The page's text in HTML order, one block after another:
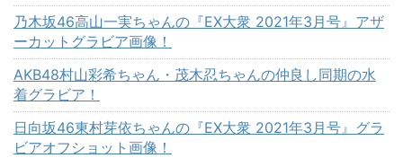
乃木坂46高山一実ちゃんの『EX大衆 2021年3月号』アザ
ーカットグラビア画像！
AKB48村山彩希ちゃん・茂木忍ちゃんの仲良し同期の水
着グラビア！
日向坂46東村芽依ちゃんの『EX大衆 2021年3月号』グラ
ビアオフショット画像！